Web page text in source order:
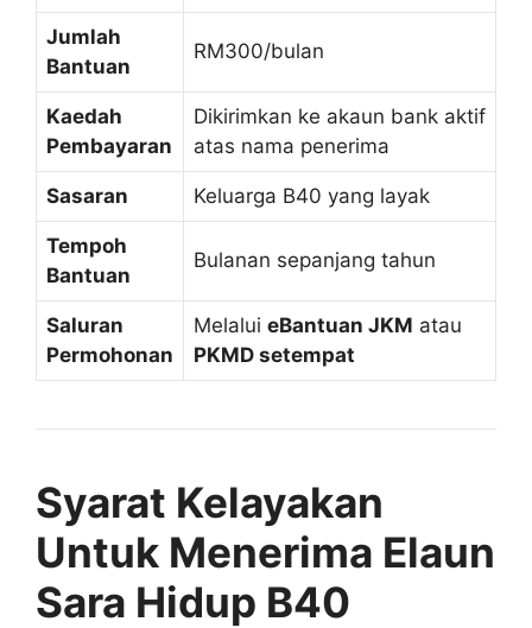
Jumlah
Bantuan
RM300/bulan
Kaedah
Pembayaran
Dikirimkan ke akaun bank aktif
atas nama penerima
Sasaran Keluarga B40 yang layak
Tempoh
Bantuan
Bulanan sepanjang tahun
Saluran
Permohonan
Melalui eBantuan JKM atau
PKMD setempat
Syarat Kelayakan
Untuk Menerima Elaun
Sara Hidup B40